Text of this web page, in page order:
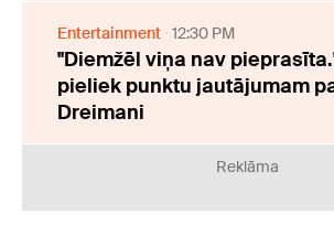
Entertainment 12:30 PM
"Diemžēl viņa nav
pieliek punktu jautājumam
Dreimani
Reklāma